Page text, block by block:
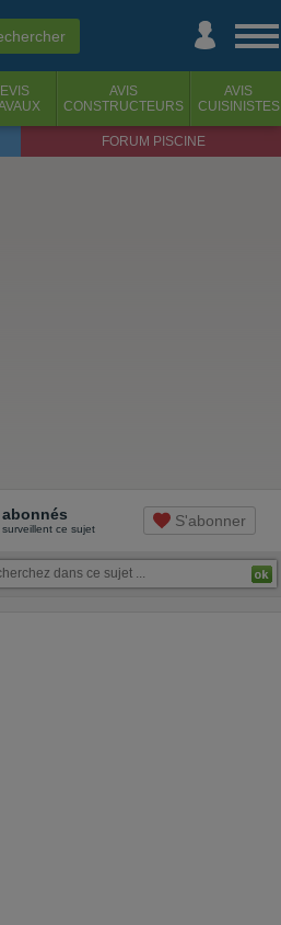
AVIS
CONSTRUCTEURS
AVIS
CUISINISTES
FORUM PISCINE
abonnés
surveillent ce sujet S'abonner